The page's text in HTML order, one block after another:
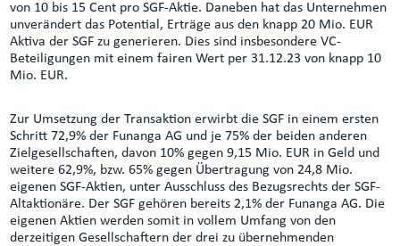
von 10 bis 15 Cent pro SGF-Aktie. Daneben hat das Unternehmen
unverändert das Potential, Erträge aus den knapp 20 Mio. EUR
Aktiva der SGF zu generieren. Dies sind insbesondere VC-
Beteiligungen mit einem fairen Wert per 31.12.23 von knapp 10
Mio. EUR.
Zur Umsetzung der Transaktion erwirbt die SGF in einem ersten
Schritt 72,9% der Funanga AG und je 75% der beiden anderen
Zielgesellschaften, davon 10% gegen 9,15 Mio. EUR in Geld und
weitere 62,9%, bzw. 65% gegen Übertragung von 24,8 Mio.
eigenen SGF-Aktien, unter Ausschluss des Bezugsrechts der SGF-
Altaktionäre. Der SGF gehören bereits 2,1% der Funanga AG. Die
eigenen Aktien werden somit in vollem Umfang von den
derzeitigen Gesellschaftern der drei zu übernehmenden